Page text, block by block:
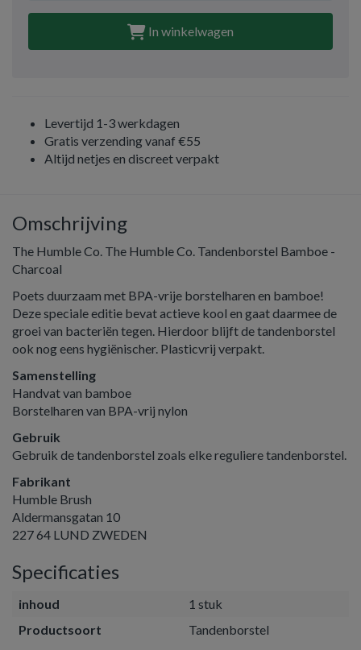
In winkelwagen
Levertijd 1-3 werkdagen
Gratis verzending vanaf €55
Altijd netjes en discreet verpakt
Omschrijving
The Humble Co. The Humble Co. Tandenborstel Bamboe -
Charcoal
Poets duurzaam met BPA-vrije borstelharen en bamboe!
Deze speciale editie bevat actieve kool en gaat daarmee de
groei van bacteriën tegen. Hierdoor blijft de tandenborstel
ook nog eens hygiënischer. Plasticvrij verpakt.
Samenstelling
Handvat van bamboe
Borstelharen van BPA-vrij nylon
Gebruik
Gebruik de tandenborstel zoals elke reguliere tandenborstel.
Fabrikant
Humble Brush
Aldermansgatan 10
227 64 LUND ZWEDEN
Specificaties
inhoud
1 stuk
Productsoort
Tandenborstel